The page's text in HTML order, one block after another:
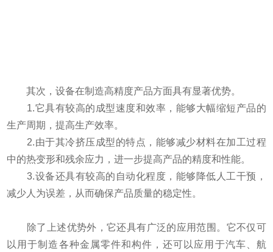
其次，设备在制造高精度产品方面具有显著优势。
1.它具有较高的成型速度和效率，能够大幅缩短产品的
生产周期，提高生产效率。
2.由于其冷挤压成型的特点，能够减少材料在加工过程
中的热变形和残余应力，进一步提高产品的精度和性能。
3.设备还具有较高的自动化程度，能够降低人工干预，
减少人为误差，从而确保产品质量的稳定性。
除了上述优势外，它还具有广泛的应用范围。它不仅可
以用于制造各种金属零件和构件，还可以应用于汽车、航